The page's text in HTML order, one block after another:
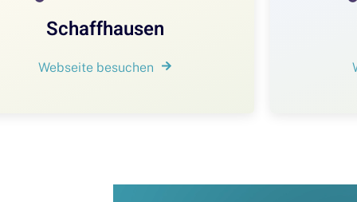
Schaffhausen
Webseite besuchen